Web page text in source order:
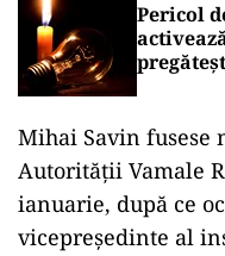
Pericol
Mihai Savin fusese
Autorității Vamale
ianuarie, după ce
vicepreședinte al